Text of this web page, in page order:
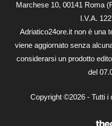
Marchese 10, 00141 Roma
I.V.A.
Adriatico24ore.it non è una
viene aggiornato senza
considerarsi un prodotto
del
Copyright ©2026 - Tutti i